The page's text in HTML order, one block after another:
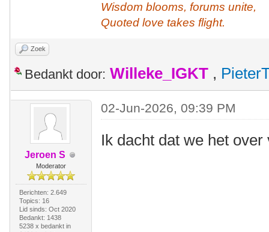
Wisdom blooms, forums unite,
Quoted love takes flight.
Zoek
Bedankt door: Willeke_IGKT ,
Jeroen S
Moderator
Berichten: 2.649
Topics: 16
Lid sinds: Oct 2020
Bedankt: 1438
5238 x bedankt in
02-Jun-2026, 09:39 PM
Ik dacht dat we het